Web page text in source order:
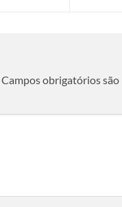
Campos obrigatórios são